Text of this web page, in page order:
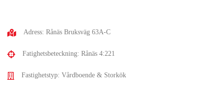
Adress: Rånäs Bruksväg 63A-C
Fatighetsbeteckning: Rånäs 4:221
Fastighetstyp: Vårdboende & Storkök